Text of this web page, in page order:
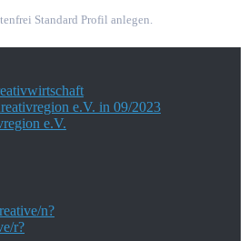
Standard Profil anlegen.
e.V. in 09/2023
e.V.
n?
r?